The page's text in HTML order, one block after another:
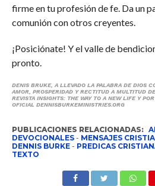
firme en tu profesión de fe. Da un
comunión con otros creyentes.
¡Posiciónate! Y el valle de
pronto.
DENIS BRUKE, A LLEVADO LA PALABRA DE DIOS
AMOR, PROSPERIDAD Y RECTITUD A MULTITUD
REVISTA INSIGHTS: THE WAY TO A NEW LIFE Y
OFICIAL DENNISBURKEMINISTRIES.ORG
PUBLICACIONES RELACIONADAS:
DEVOCIONALES- MENSAJES
DENNIS BURKE- PREDICAS
TEXTO